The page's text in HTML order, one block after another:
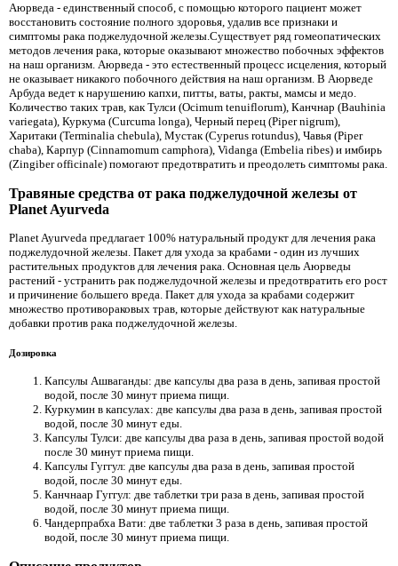
Аюрведа - единственный способ, с помощью которого пациент может
восстановить состояние полного здоровья, удалив все признаки и
симптомы рака поджелудочной железы.Существует ряд гомеопатических
методов лечения рака, которые оказывают множество побочных эффектов
на наш организм. Аюрведа - это естественный процесс исцеления, который
не оказывает никакого побочного действия на наш организм. В Аюрведе
Арбуда ведет к нарушению капхи, питты, ваты, ракты, мамсы и медо.
Количество таких трав, как Тулси (Ocimum tenuiflorum), Канчнар (Bauhinia
variegata), Куркума (Curcuma longa), Черный перец (Piper nigrum),
Харитаки (Terminalia chebula), Мустак (Cyperus rotundus), Чавья (Piper
chaba), Карпур (Cinnamomum camphora), Vidanga (Embelia ribes) и имбирь
(Zingiber officinale) помогают предотвратить и преодолеть симптомы рака.
Травяные средства от рака поджелудочной железы от
Planet Ayurveda
Planet Ayurveda предлагает 100% натуральный продукт для лечения рака
поджелудочной железы. Пакет для ухода за крабами - один из лучших
растительных продуктов для лечения рака. Основная цель Аюрведы
растений - устранить рак поджелудочной железы и предотвратить его рост
и причинение большего вреда. Пакет для ухода за крабами содержит
множество противораковых трав, которые действуют как натуральные
добавки против рака поджелудочной железы.
Дозировка
Капсулы Ашваганды: две капсулы два раза в день, запивая простой
водой, после 30 минут приема пищи.
Куркумин в капсулах: две капсулы два раза в день, запивая простой
водой, после 30 минут еды.
Капсулы Тулси: две капсулы два раза в день, запивая простой водой
после 30 минут приема пищи.
Капсулы Гуггул: две капсулы два раза в день, запивая простой
водой, после 30 минут еды.
Канчнаар Гуггул: две таблетки три раза в день, запивая простой
водой, после 30 минут приема пищи.
Чандерпрабха Вати: две таблетки 3 раза в день, запивая простой
водой, после 30 минут приема пищи.